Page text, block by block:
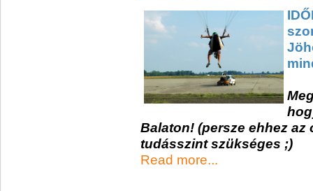
Balaton! (persze ehhez
tudásszint szükséges ;)
Read more...